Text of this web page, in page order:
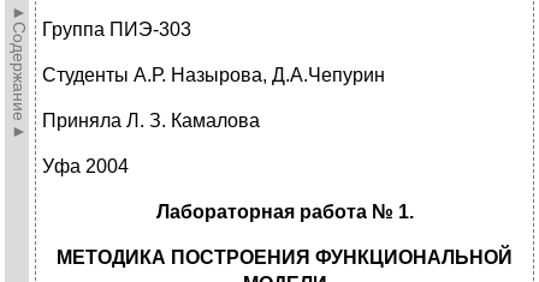
►Содержание► Группа ПИЭ-303
Студенты А.Р. Назырова, Д.А.Чепурин
Приняла Л. З. Камалова
Уфа 2004
Лабораторная работа № 1.
МЕТОДИКА ПОСТРОЕНИЯ ФУНКЦИОНАЛЬНОЙ